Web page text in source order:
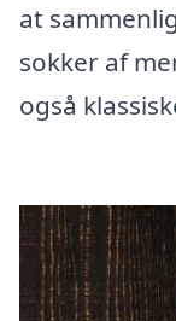
at
sokker af
også